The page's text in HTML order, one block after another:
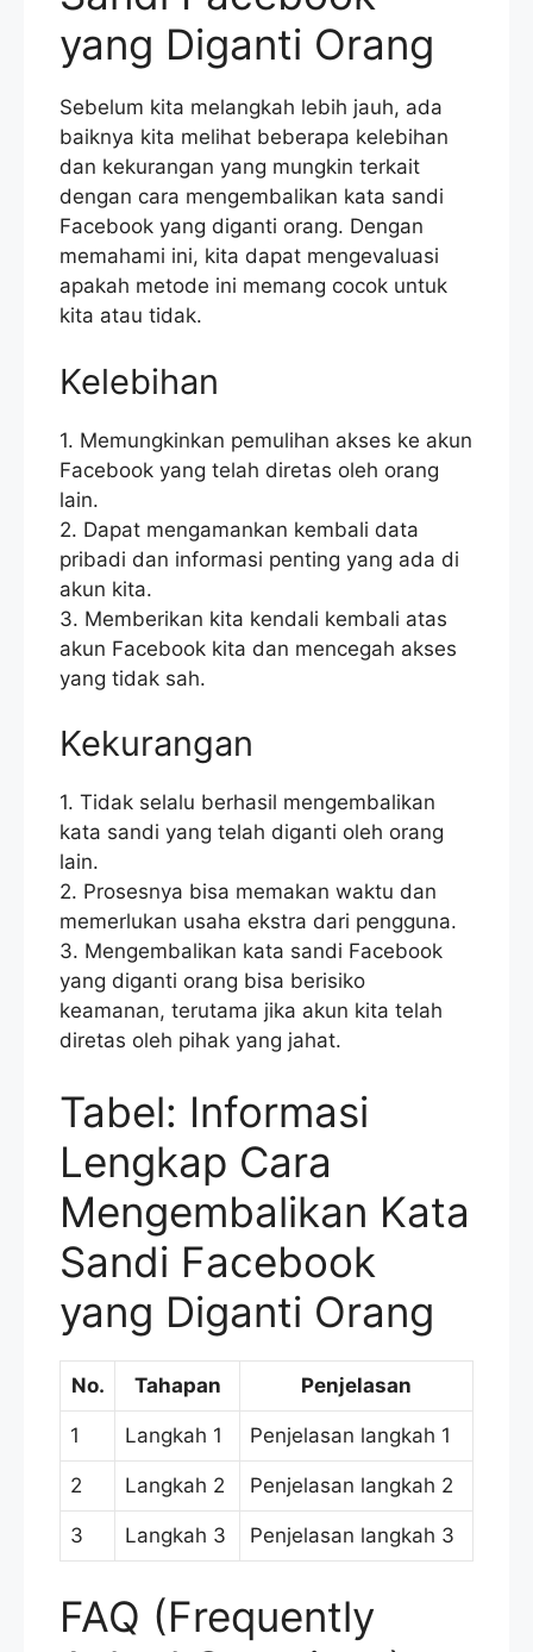
yang Diganti Orang
Sebelum kita melangkah lebih jauh, ada
baiknya kita melihat beberapa kelebihan
dan kekurangan yang mungkin terkait
dengan cara mengembalikan kata sandi
Facebook yang diganti orang. Dengan
memahami ini, kita dapat mengevaluasi
apakah metode ini memang cocok untuk
kita atau tidak.
Kelebihan
1. Memungkinkan pemulihan akses ke akun
Facebook yang telah diretas oleh orang
lain.
2. Dapat mengamankan kembali data
pribadi dan informasi penting yang ada di
akun kita.
3. Memberikan kita kendali kembali atas
akun Facebook kita dan mencegah akses
yang tidak sah.
Kekurangan
1. Tidak selalu berhasil mengembalikan
kata sandi yang telah diganti oleh orang
lain.
2. Prosesnya bisa memakan waktu dan
memerlukan usaha ekstra dari pengguna.
3. Mengembalikan kata sandi Facebook
yang diganti orang bisa berisiko
keamanan, terutama jika akun kita telah
diretas oleh pihak yang jahat.
Tabel: Informasi
Lengkap Cara
Mengembalikan Kata
Sandi Facebook
yang Diganti Orang
No. Tahapan Penjelasan
1 Langkah 1 Penjelasan langkah 1
2 Langkah 2 Penjelasan langkah 2
3 Langkah 3 Penjelasan langkah 3
FAQ (Frequently